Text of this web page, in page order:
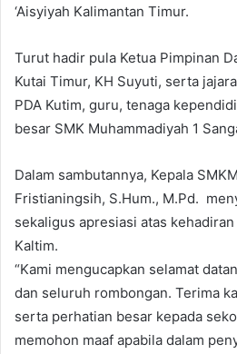
‘Aisyiyah Kalimantan Timur.
Turut hadir pula Ketua Pimpinan
Kutai Timur, KH Suyuti, serta
PDA Kutim, guru, tenaga
besar SMK Muhammadiyah 1
Dalam sambutannya, Kepala
Fristianingsih, S.Hum., M.Pd.
sekaligus apresiasi atas
Kaltim.
“Kami mengucapkan selamat
dan seluruh rombongan. Terima
serta perhatian besar kepada
memohon maaf apabila dalam